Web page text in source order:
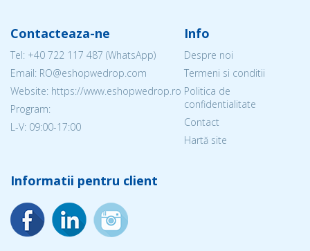
Contacteaza-ne
Tel: +40 722 117 487 (WhatsApp)
Email: RO@eshopwedrop.com
Website: https://www.eshopwedrop.ro
Program:
L-V: 09:00-17:00
Info
Despre noi
Termeni si conditii
Politica de
confidentialitate
Contact
Hartă site
Informatii pentru client